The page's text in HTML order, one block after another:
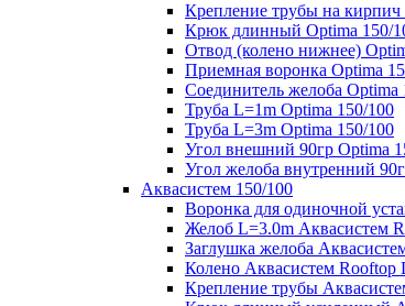
Крепление трубы на кирпич
Крюк длинный Optima 150/
Отвод (колено нижнее)
Приемная воронка Optima
Соединитель желоба Optima
Труба L=1m Optima 150/100
Труба L=3m Optima 150/100
Угол внешний 90гр Optima
Угол желоба внутренний
Аквасистем 150/100
Воронка для одиночной
Желоб L=3.0m Аквасистем
Заглушка желоба
Колено Аквасистем Rooftop
Крепление трубы